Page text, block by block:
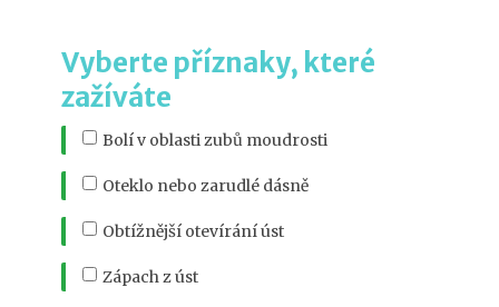
Vyberte příznaky, které
zažíváte
Bolí v oblasti zubů moudrosti
Oteklo nebo zarudlé dásně
Obtížnější otevírání úst
Zápach z úst